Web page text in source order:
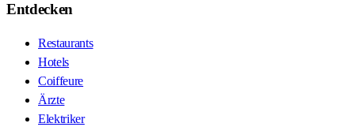
Entdecken
Restaurants
Hotels
Coiffeure
Ärzte
Elektriker